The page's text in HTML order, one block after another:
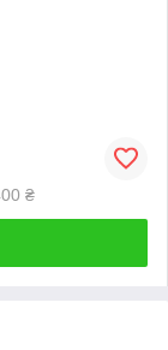
₴